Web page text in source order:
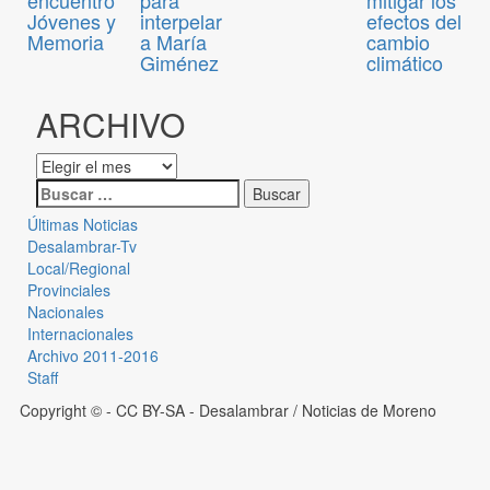
Jóvenes y
Memoria
interpelar
a María
Giménez
efectos del
cambio
climático
ARCHIVO
Últimas Noticias
Desalambrar-Tv
Local/Regional
Provinciales
Nacionales
Internacionales
Archivo 2011-2016
Staff
Copyright © - CC BY-SA - Desalambrar / Noticias de Moreno